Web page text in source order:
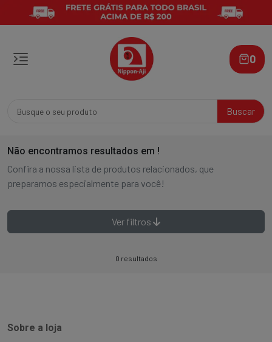
Buscar
0
Não encontramos resultados em !
Confira a nossa lista de produtos relacionados, que
preparamos especialmente para você!
Ver filtros
0 resultados
Sobre a loja